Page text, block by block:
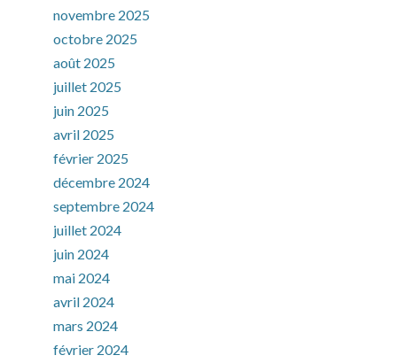
novembre 2025
octobre 2025
août 2025
juillet 2025
juin 2025
avril 2025
février 2025
décembre 2024
septembre 2024
juillet 2024
juin 2024
mai 2024
avril 2024
mars 2024
février 2024